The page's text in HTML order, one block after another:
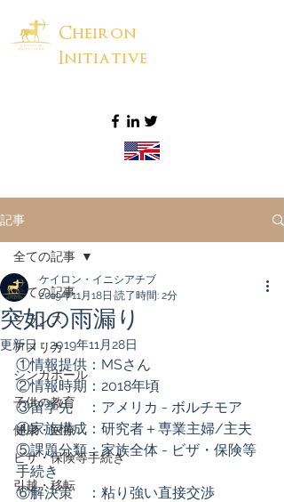
Cheiron
Initiative
記事
全ての記事
フランス
アメリカ
シンガポール
子供の教育
健康・医療
ビザ・保険等手続き
引越・移転
全ての記事
突如の雨漏り
ケイロン・イニシアチブ
2019年11月18日 読了時間: 2分
更新日：2019年11月28日
①情報提供：MSさん
②情報時期：2018年頃
③留学先　：アメリカ - ボルチモア
④家族構成：研究者＋専業主婦/主夫
⑤課題分類：家族全体 - ビザ・保険等
手続き
⑥解決策　：粘り強い直接交渉